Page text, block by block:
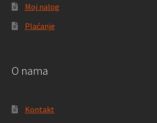
Moj nalog
Plaćanje
O nama
Kontakt